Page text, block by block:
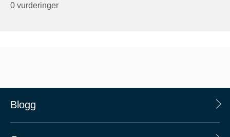
0 vurderinger
Blogg